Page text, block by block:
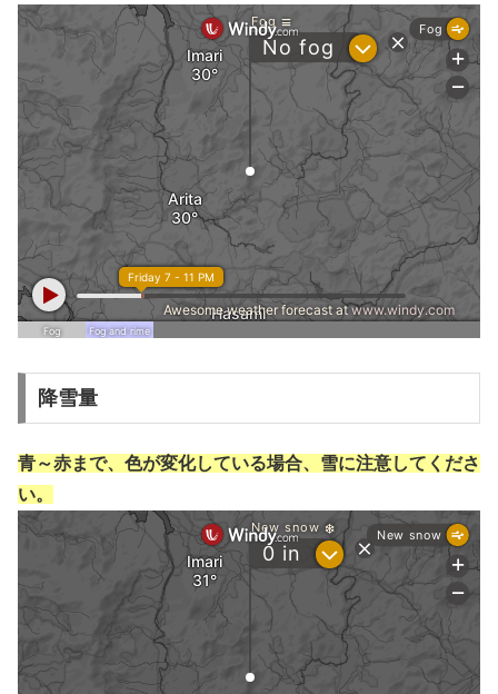
降雪量
青～赤まで、色が変化している場合、雪に注意してくださ
い。